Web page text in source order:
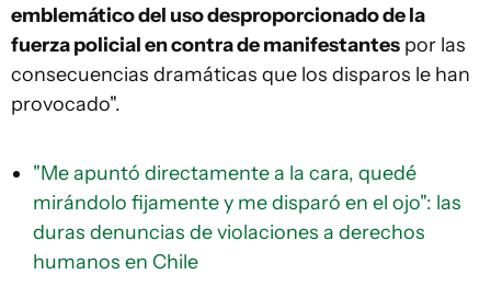
emblemático del uso desproporcionado de la
fuerza policial en contra de manifestantes por las
consecuencias dramáticas que los disparos le han
provocado".
"Me apuntó directamente a la cara, quedé
mirándolo fijamente y me disparó en el ojo": las
duras denuncias de violaciones a derechos
humanos en Chile